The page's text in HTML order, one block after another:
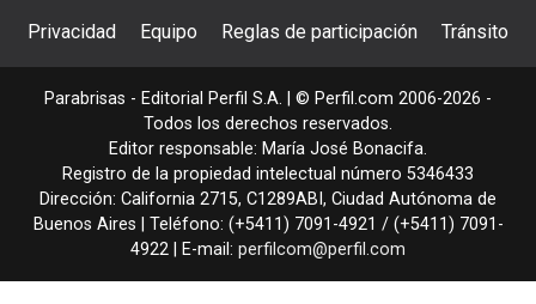
Privacidad Equipo Reglas de participación Tránsito
Parabrisas - Editorial Perfil S.A. | © Perfil.com 2006-2026 -
Todos los derechos reservados.
Editor responsable: María José Bonacifa.
Registro de la propiedad intelectual número 5346433
Dirección: California 2715, C1289ABI , Ciudad Autónoma de
Buenos Aires | Teléfono: (+5411) 7091-4921 / (+5411) 7091-
4922 | E-mail: perfilcom@perfil.com